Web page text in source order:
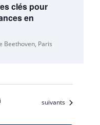
clés pour
en
Beethoven, Paris
Évènements
suivants